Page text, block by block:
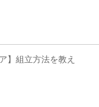
】組立方法を教え